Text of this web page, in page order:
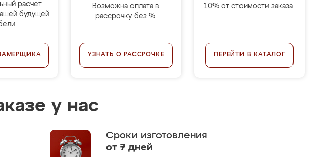
расчёт
будущей
Возможна оплата в
рассрочку без %.
УЗНАТЬ О РАССРОЧКЕ
10% от стоимости заказа.
ПЕРЕЙТИ В КАТАЛОГ
у нас
Сроки изготовления
от 7 дней